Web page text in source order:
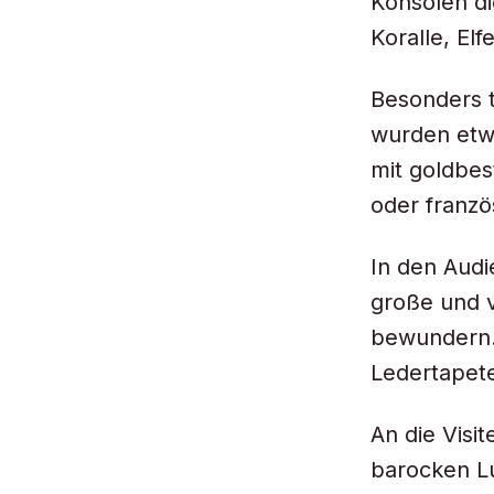
Koralle,
Besonders
wurden
mit
oder
In den
große und
An die
barocken